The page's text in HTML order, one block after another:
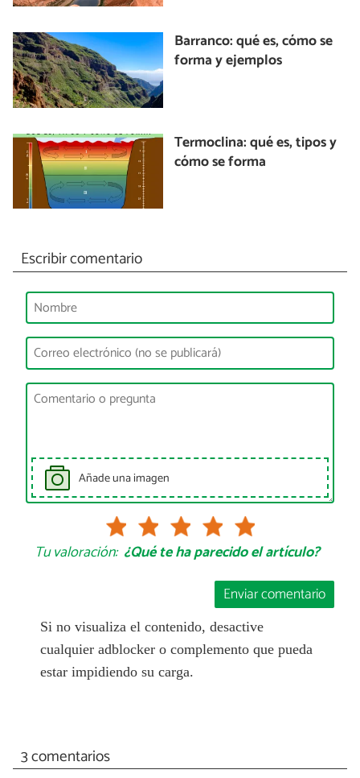
Barranco: qué es, cómo se
forma y ejemplos
Termoclina: qué es, tipos y
cómo se forma
Escribir comentario
Añade una imagen
Tu valoración: ¿Qué te ha parecido el artículo?
Enviar comentario
Si no visualiza el contenido, desactive
cualquier adblocker o complemento que pueda
estar impidiendo su carga.
3 comentarios